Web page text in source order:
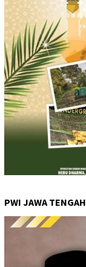
PWI JAWA TENGAH